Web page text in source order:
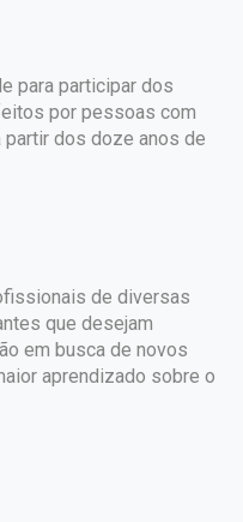
para participar dos
por pessoas com
partir dos doze anos de
de diversas
que desejam
em busca de novos
aprendizado sobre o